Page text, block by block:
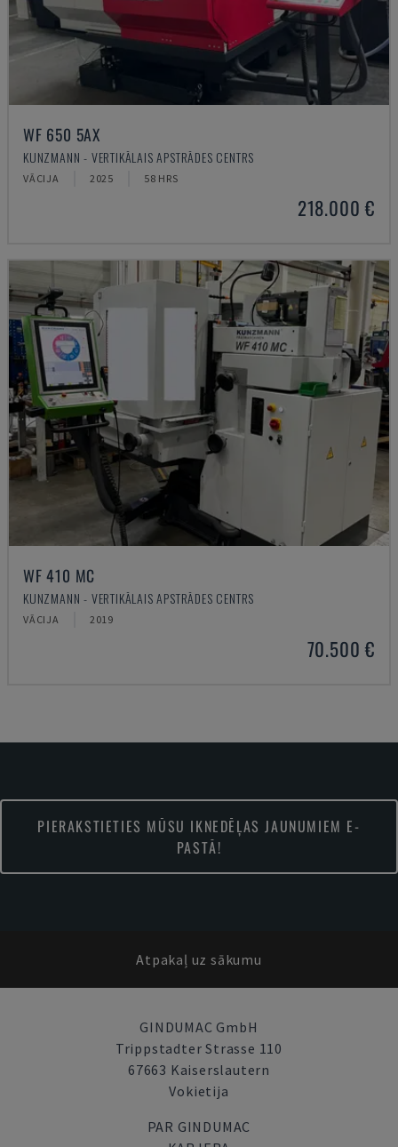
WF 650 5AX
KUNZMANN - VERTIKĀLAIS APSTRĀDES CENTRS
VĀCIJA 2025 58 HRS
218.000 €
WF 410 MC
KUNZMANN - VERTIKĀLAIS APSTRĀDES CENTRS
VĀCIJA 2019
70.500 €
PIERAKSTIETIES MŪSU IKNEDĒĻAS JAUNUMIEM E-
PASTĀ!
Atpakaļ uz sākumu
GINDUMAC GmbH
Trippstadter Strasse 110
67663 Kaiserslautern
Vokietija
PAR GINDUMAC